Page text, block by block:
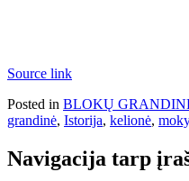
Source link
Posted in BLOKŲ
grandinė, Istorija, kelionė,
Navigacija tarp